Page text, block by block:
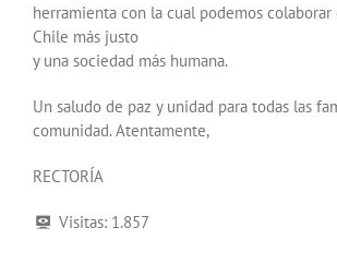
herramienta con la cual podemos colaborar
Chile más justo
y una sociedad más humana.
Un saludo de paz y unidad para todas las
comunidad. Atentamente,
RECTORÍA
Visitas: 1.857